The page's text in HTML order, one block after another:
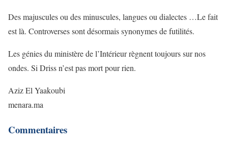
Des majuscules ou des minuscules, langues ou dialectes …Le fait
est là. Controverses sont désormais synonymes de futilités.
Les génies du ministère de l’Intérieur règnent toujours sur nos
ondes. Si Driss n’est pas mort pour rien.
Aziz El Yaakoubi
menara.ma
Commentaires